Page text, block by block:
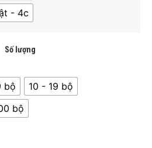
- 4c
Số lượng
bộ
10 - 19 bộ
bộ